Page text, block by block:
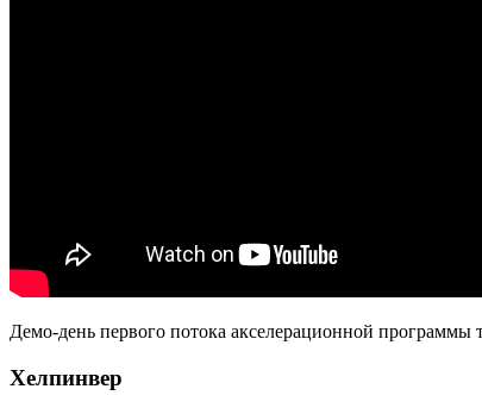
Демо-день первого потока акселерационной программы
Хелпинвер